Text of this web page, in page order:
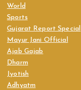
World
Sports
Gujarat Report Special
Mayur Jani Official
Ajab Gajab
Dharm
Jyotish
Adhyatm